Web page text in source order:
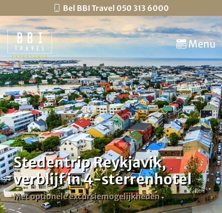
Bel BBI Travel 050 313 6000
Menu
Stedentrip Reykjavik,
verblijf in 4-sterrenhotel
Met optionele excursiemogelijkheden